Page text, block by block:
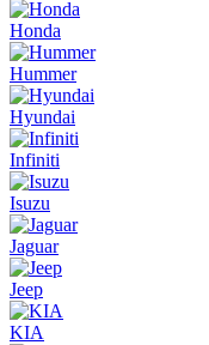
Honda
Hummer
Hyundai
Infiniti
Isuzu
Jaguar
Jeep
KIA